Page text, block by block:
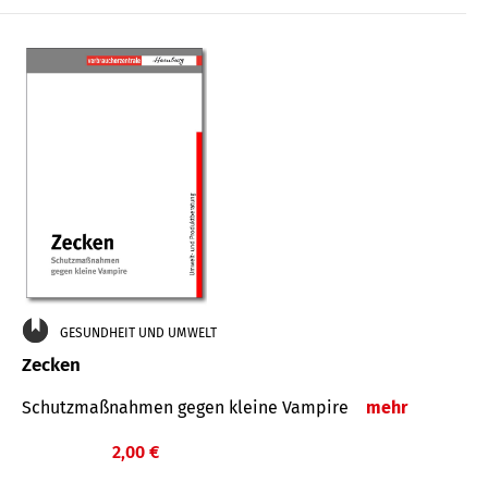
GESUNDHEIT UND UMWELT
Zecken
Schutz­maß­nahmen gegen kleine Vampire mehr
2,00 €